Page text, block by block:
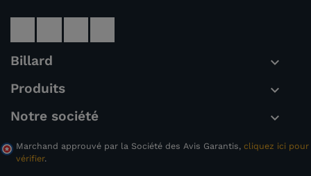
Billard 
Produits 
Notre société 
Marchand approuvé par la Société des Avis Garantis, cliquez ici pour
vérifier.